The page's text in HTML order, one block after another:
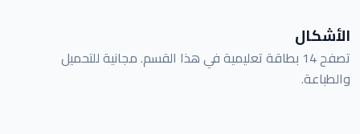
الأشكال
تصفح 14 بطاقة تعليمية في هذا القسم. مجانية للتحميل
والطباعة.